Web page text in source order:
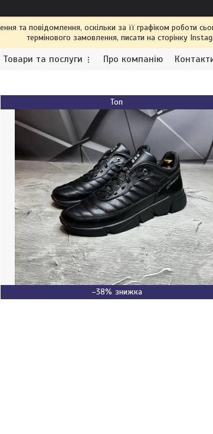
та повідомлення, оскільки за її графіком роботи
термінового замовлення, писати на сторінку
Товари та послуги Про компанію
Топ
–38%